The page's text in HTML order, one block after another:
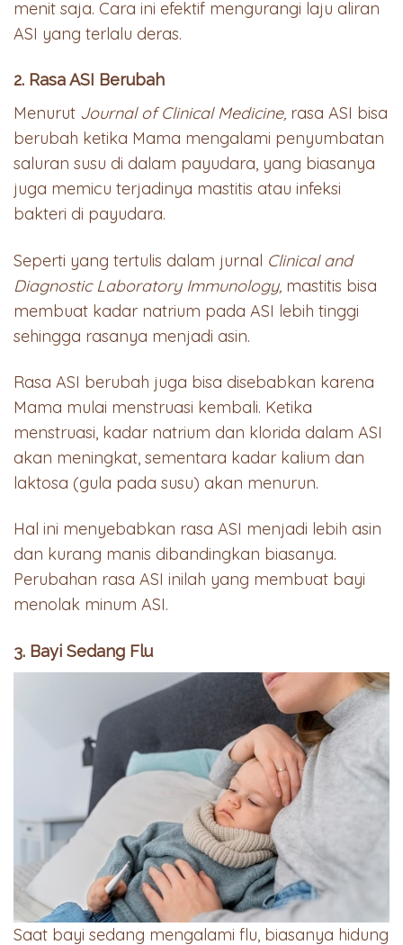
menit saja. Cara ini efektif mengurangi laju aliran
ASI yang terlalu deras.
2. Rasa ASI Berubah
Menurut Journal of Clinical Medicine, rasa ASI bisa
berubah ketika Mama mengalami penyumbatan
saluran susu di dalam payudara, yang biasanya
juga memicu terjadinya mastitis atau infeksi
bakteri di payudara.
Seperti yang tertulis dalam jurnal Clinical and
Diagnostic Laboratory Immunology, mastitis bisa
membuat kadar natrium pada ASI lebih tinggi
sehingga rasanya menjadi asin.
Rasa ASI berubah juga bisa disebabkan karena
Mama mulai menstruasi kembali. Ketika
menstruasi, kadar natrium dan klorida dalam ASI
akan meningkat, sementara kadar kalium dan
laktosa (gula pada susu) akan menurun.
Hal ini menyebabkan rasa ASI menjadi lebih asin
dan kurang manis dibandingkan biasanya.
Perubahan rasa ASI inilah yang membuat bayi
menolak minum ASI.
3. Bayi Sedang Flu
Saat bayi sedang mengalami flu, biasanya hidung